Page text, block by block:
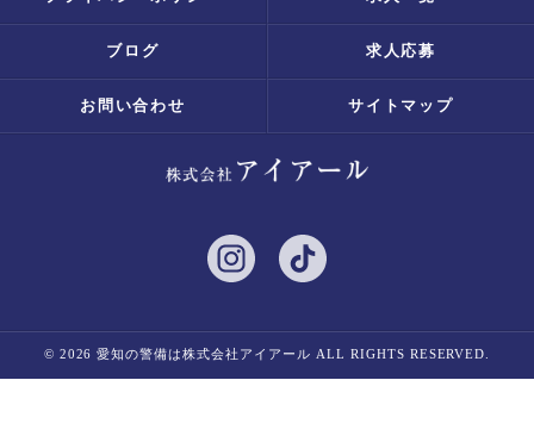
ブログ 求人応募
お問い合わせ サイトマップ
© 2026 愛知の警備は株式会社アイアール ALL RIGHTS RESERVED.